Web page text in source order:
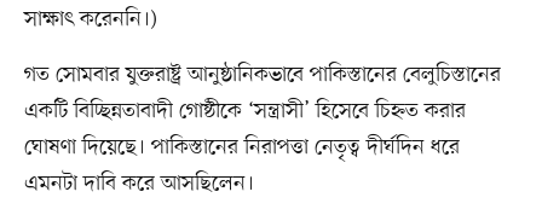
সাক্ষাৎ করেননি।)
গত সোমবার যুক্তরাষ্ট্র আনুষ্ঠানিকভাবে পাকিস্তানের বেলুচিস্তানের
একটি বিচ্ছিন্নতাবাদী গোষ্ঠীকে ‘সন্ত্রাসী’ হিসেবে চিহ্নত করার
ঘোষণা দিয়েছে। পাকিস্তানের নিরাপত্তা নেতৃত্ব দীর্ঘদিন ধরে
এমনটা দাবি করে আসছিলেন।